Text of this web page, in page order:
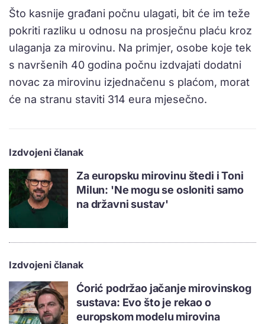
Što kasnije građani počnu ulagati, bit će im teže
pokriti razliku u odnosu na prosječnu plaću kroz
ulaganja za mirovinu. Na primjer, osobe koje tek
s navršenih 40 godina počnu izdvajati dodatni
novac za mirovinu izjednačenu s plaćom, morat
će na stranu staviti 314 eura mjesečno.
Izdvojeni članak
Za europsku mirovinu štedi i Toni
Milun: 'Ne mogu se osloniti samo
na državni sustav'
Izdvojeni članak
Ćorić podržao jačanje mirovinskog
sustava: Evo što je rekao o
europskom modelu mirovina